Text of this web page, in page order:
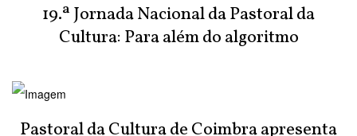
19.ª Jornada Nacional da Pastoral da
Cultura: Para além do algoritmo
Pastoral da Cultura de Coimbra apresenta